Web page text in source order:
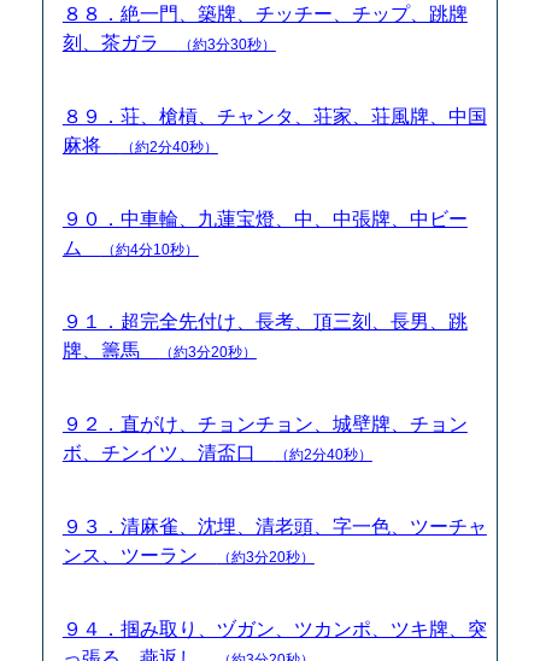
８８．絶一門、築牌、チッチー、チップ、跳牌
刻、茶ガラ
（約3分30秒）
８９．荘、槍槓、チャンタ、荘家、荘風牌、中国
麻将
（約2分40秒）
９０．中車輪、九蓮宝燈、中、中張牌、中ビー
ム
（約4分10秒）
９１．超完全先付け、長考、頂三刻、長男、跳
牌、籌馬
（約3分20秒）
９２．直がけ、チョンチョン、城壁牌、チョン
ボ、チンイツ、清盃口
（約2分40秒）
９３．清麻雀、沈埋、清老頭、字一色、ツーチャ
ンス、ツーラン
（約3分20秒）
９４．掴み取り、ヅガン、ツカンポ、ツキ牌、突